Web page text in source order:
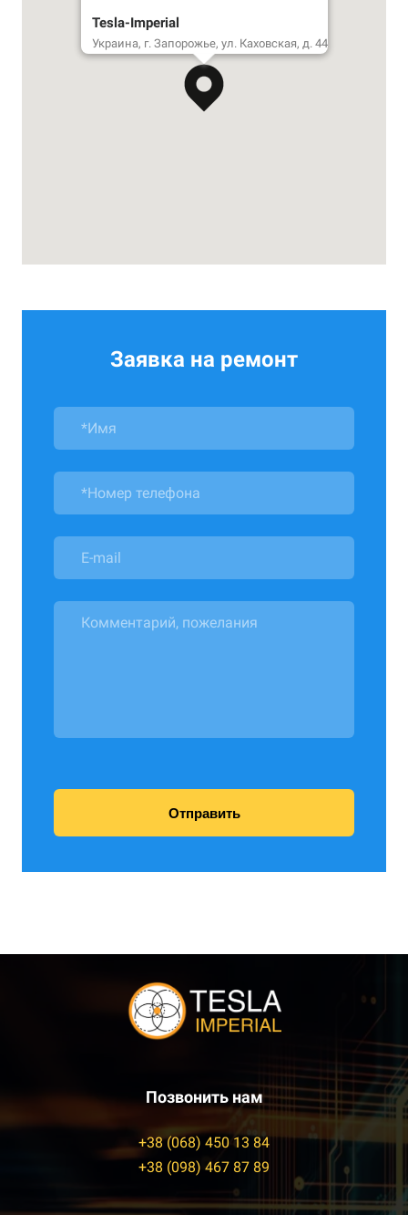
Tesla-Imperial
Украина, г. Запорожье, ул. Каховская, д. 44
Заявка на ремонт
Отправить
Позвонить нам
+38 (068) 450 13 84
+38 (098) 467 87 89